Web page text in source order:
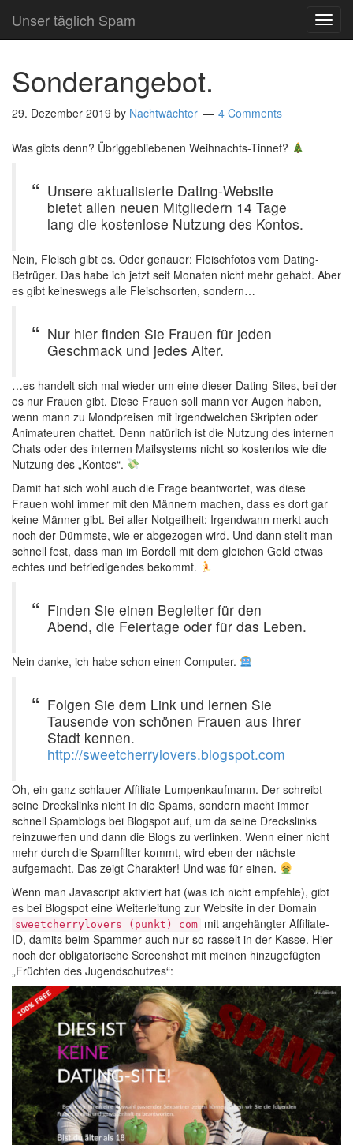
Unser täglich Spam
Sonderangebot.
29. Dezember 2019 by Nachtwächter 4 Comments
Was gibts denn? Übriggebliebenen Weihnachts-Tinnef?
Unsere aktualisierte Dating-Website
bietet allen neuen Mitgliedern 14 Tage
lang die kostenlose Nutzung des Kontos.
Nein, Fleisch gibt es. Oder genauer: Fleischfotos vom Dating-
Betrüger. Das habe ich jetzt seit Monaten nicht mehr gehabt. Aber
es gibt keineswegs alle Fleischsorten, sondern…
Nur hier finden Sie Frauen für jeden
Geschmack und jedes Alter.
…es handelt sich mal wieder um eine dieser Dating-Sites, bei der
es nur Frauen gibt. Diese Frauen soll mann vor Augen haben,
wenn mann zu Mondpreisen mit irgendwelchen Skripten oder
Animateuren chattet. Denn natürlich ist die Nutzung des internen
Chats oder des internen Mailsystems nicht so kostenlos wie die
Nutzung des „Kontos“.
Damit hat sich wohl auch die Frage beantwortet, was diese
Frauen wohl immer mit den Männern machen, dass es dort gar
keine Männer gibt. Bei aller Notgeilheit: Irgendwann merkt auch
noch der Dümmste, wie er abgezogen wird. Und dann stellt man
schnell fest, dass man im Bordell mit dem gleichen Geld etwas
echtes und befriedigendes bekommt.
Finden Sie einen Begleiter für den
Abend, die Feiertage oder für das Leben.
Nein danke, ich habe schon einen Computer.
Folgen Sie dem Link und lernen Sie
Tausende von schönen Frauen aus Ihrer
Stadt kennen.
http://sweetcherrylovers.blogspot.com
Oh, ein ganz schlauer Affiliate-Lumpenkaufmann. Der schreibt
seine Dreckslinks nicht in die Spams, sondern macht immer
schnell Spamblogs bei Blogspot auf, um da seine Dreckslinks
reinzuwerfen und dann die Blogs zu verlinken. Wenn einer nicht
mehr durch die Spamfilter kommt, wird eben der nächste
aufgemacht. Das zeigt Charakter! Und was für einen.
Wenn man Javascript aktiviert hat (was ich nicht empfehle), gibt
es bei Blogspot eine Weiterleitung zur Website in der Domain
sweetcherrylovers (punkt) com mit angehängter Affiliate-
ID, damits beim Spammer auch nur so rasselt in der Kasse. Hier
noch der obligatorische Screenshot mit meinen hinzugefügten
„Früchten des Jugendschutzes“: